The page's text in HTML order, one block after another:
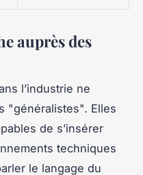
auprès des
l’industrie ne
"généralistes". Elles
de s’insérer
techniques
le langage du